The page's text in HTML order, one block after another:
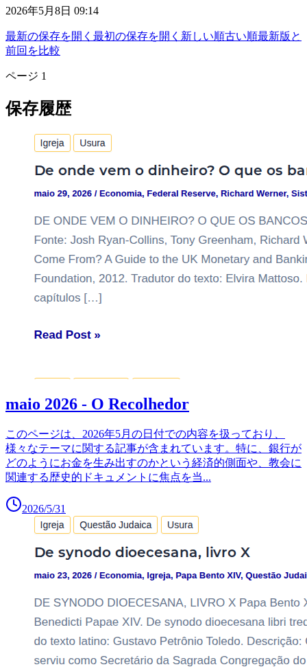
2026年5月8日 09:14
最新の保存を開く 最初の保存を開く 新しい順古い順最新版と
前回を比較
ページ 1
保存履歴
maio 2026 - O Recolhedor
このページは、2026年5月の日付での内容を扱っており、
様々なテーマに関する記事が含まれています。特に、銀行が
どのようにお金を生み出すのかという経済的側面や、教会に
関連する歴史的ドキュメントに焦点を当...
2026/5/31